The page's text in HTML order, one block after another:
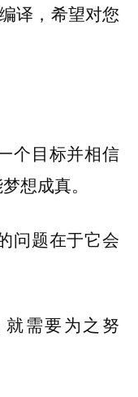
译，希望对您
个目标并相信
想成真。
问题在于它会
需要为之努